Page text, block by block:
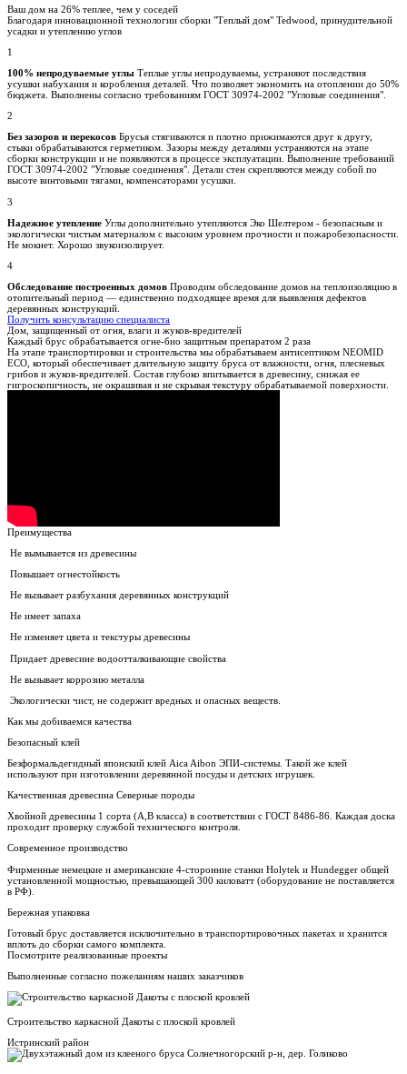
Ваш дом на 26% теплее, чем у соседей
Благодаря инновационной технологии сборки "Теплый дом" Tedwood, принудительной
усадки и утеплению углов
1
100% непродуваемые углы Теплые углы непродуваемы, устраняют последствия
усушки набухания и коробления деталей. Что позволяет экономить на отоплении до 50%
бюджета. Выполнены согласно требованиям ГОСТ 30974-2002 "Угловые соединения".
2
Без зазоров и перекосов Брусья стягиваются и плотно прижимаются друг к другу,
стыки обрабатываются герметиком. Зазоры между деталями устраняются на этапе
сборки конструкции и не появляются в процессе эксплуатации. Выполнение требований
ГОСТ 30974-2002 "Угловые соединения". Детали стен скрепляются между собой по
высоте винтовыми тягами, компенсаторами усушки.
3
Надежное утепление Углы дополнительно утепляются Эко Шелтером - безопасным и
экологически чистым материалом с высоким уровнем прочности и пожаробезопасности.
Не мокнет. Хорошо звукоизолирует.
4
Обследование построенных домов Проводим обследование домов на теплоизоляцию в
отопительный период — единственно подходящее время для выявления дефектов
деревянных конструкций.
Получить консультацию специалиста
Дом, защищенный от огня, влаги и жуков-вредителей
Каждый брус обрабатывается огне-био защитным препаратом 2 раза
На этапе транспортировки и строительства мы обрабатываем антисептиком NEOMID
ECO, который обеспечивает длительную защиту бруса от влажности, огня, плесневых
грибов и жуков-вредителей. Состав глубоко впитывается в древесину, снижая ее
гигроскопичность, не окрашивая и не скрывая текстуру обрабатываемой поверхности.
Преимущества
Не вымывается из древесины
Повышает огнестойкость
Не вызывает разбухания деревянных конструкций
Не имеет запаха
Не изменяет цвета и текстуры древесины
Придает древесине водоотталкивающие свойства
Не вызывает коррозию металла
Экологически чист, не содержит вредных и опасных веществ.
Как мы добиваемся качества
Безопасный клей
Безформальдегидный японский клей Aica Aibon ЭПИ-системы. Такой же клей
используют при изготовлении деревянной посуды и детских игрушек.
Качественная древесина Северные породы
Хвойной древесины 1 сорта (А,В класса) в соответствии с ГОСТ 8486-86. Каждая доска
проходит проверку службой технического контроля.
Современное производство
Фирменные немецкие и американские 4-сторонние станки Holytek и Hundegger общей
установленной мощностью, превышающей 300 киловатт (оборудование не поставляется
в РФ).
Бережная упаковка
Готовый брус доставляется исключительно в транспортировочных пакетах и хранится
вплоть до сборки самого комплекта.
Посмотрите реализованные проекты
Выполненные согласно пожеланиям наших заказчиков
Строительство каркасной Дакоты с плоской кровлей
Истринский район